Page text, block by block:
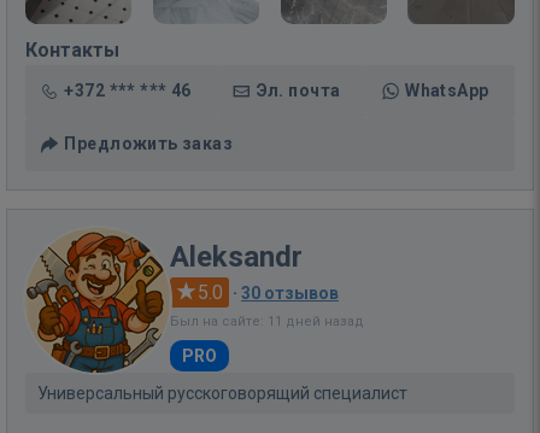
Контакты
+372 *** *** 46 Эл. почта WhatsApp
Предложить заказ
Aleksandr
5.0 · 30 отзывов
Был на сайте: 11 дней назад
PRO
Универсальный русскоговорящий специалист